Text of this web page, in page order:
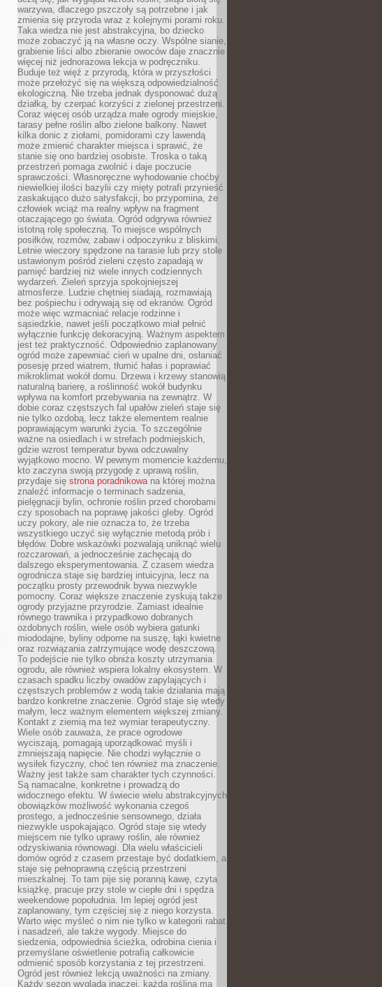
warzywa, dlaczego pszczoły są potrzebne i jak
zmienia się przyroda wraz z kolejnymi porami roku.
Taka wiedza nie jest abstrakcyjna, bo dziecko
może zobaczyć ją na własne oczy. Wspólne sianie,
grabienie liści albo zbieranie owoców daje znacznie
więcej niż jednorazowa lekcja w podręczniku.
Buduje też więź z przyrodą, która w przyszłości
może przełożyć się na większą odpowiedzialność
ekologiczną. Nie trzeba jednak dysponować dużą
działką, by czerpać korzyści z zielonej przestrzeni.
Coraz więcej osób urządza małe ogrody miejskie,
tarasy pełne roślin albo zielone balkony. Nawet
kilka donic z ziołami, pomidorami czy lawendą
może zmienić charakter miejsca i sprawić, że
stanie się ono bardziej osobiste. Troska o taką
przestrzeń pomaga zwolnić i daje poczucie
sprawczości. Własnoręczne wyhodowanie choćby
niewielkiej ilości bazylii czy mięty potrafi przynieść
zaskakująco dużo satysfakcji, bo przypomina, że
człowiek wciąż ma realny wpływ na fragment
otaczającego go świata. Ogród odgrywa również
istotną rolę społeczną. To miejsce wspólnych
posiłków, rozmów, zabaw i odpoczynku z bliskimi.
Letnie wieczory spędzone na tarasie lub przy stole
ustawionym pośród zieleni często zapadają w
pamięć bardziej niż wiele innych codziennych
wydarzeń. Zieleń sprzyja spokojniejszej
atmosferze. Ludzie chętniej siadają, rozmawiają
bez pośpiechu i odrywają się od ekranów. Ogród
może więc wzmacniać relacje rodzinne i
sąsiedzkie, nawet jeśli początkowo miał pełnić
wyłącznie funkcję dekoracyjną. Ważnym aspektem
jest też praktyczność. Odpowiednio zaplanowany
ogród może zapewniać cień w upalne dni, osłaniać
posesję przed wiatrem, tłumić hałas i poprawiać
mikroklimat wokół domu. Drzewa i krzewy stanowią
naturalną barierę, a roślinność wokół budynku
wpływa na komfort przebywania na zewnątrz. W
dobie coraz częstszych fal upałów zieleń staje się
nie tylko ozdobą, lecz także elementem realnie
poprawiającym warunki życia. To szczególnie
ważne na osiedlach i w strefach podmiejskich,
gdzie wzrost temperatur bywa odczuwalny
wyjątkowo mocno. W pewnym momencie każdemu,
kto zaczyna swoją przygodę z uprawą roślin,
przydaje się strona poradnikowana której można
znaleźć informacje o terminach sadzenia,
pielęgnacji bylin, ochronie roślin przed chorobami
czy sposobach na poprawę jakości gleby. Ogród
uczy pokory, ale nie oznacza to, że trzeba
wszystkiego uczyć się wyłącznie metodą prób i
błędów. Dobre wskazówki pozwalają uniknąć wielu
rozczarowań, a jednocześnie zachęcają do
dalszego eksperymentowania. Z czasem wiedza
ogrodnicza staje się bardziej intuicyjna, lecz na
początku prosty przewodnik bywa niezwykle
pomocny. Coraz większe znaczenie zyskują także
ogrody przyjazne przyrodzie. Zamiast idealnie
równego trawnika i przypadkowo dobranych
ozdobnych roślin, wiele osób wybiera gatunki
miododajne, byliny odporne na suszę, łąki kwietne
oraz rozwiązania zatrzymujące wodę deszczową.
To podejście nie tylko obniża koszty utrzymania
ogrodu, ale również wspiera lokalny ekosystem. W
czasach spadku liczby owadów zapylających i
częstszych problemów z wodą takie działania mają
bardzo konkretne znaczenie. Ogród staje się wtedy
małym, lecz ważnym elementem większej zmiany.
Kontakt z ziemią ma też wymiar terapeutyczny.
Wiele osób zauważa, że prace ogrodowe
wyciszają, pomagają uporządkować myśli i
zmniejszają napięcie. Nie chodzi wyłącznie o
wysiłek fizyczny, choć ten również ma znaczenie.
Ważny jest także sam charakter tych czynności.
Są namacalne, konkretne i prowadzą do
widocznego efektu. W świecie wielu abstrakcyjnych
obowiązków możliwość wykonania czegoś
prostego, a jednocześnie sensownego, działa
niezwykle uspokajająco. Ogród staje się wtedy
miejscem nie tylko uprawy roślin, ale również
odzyskiwania równowagi. Dla wielu właścicieli
domów ogród z czasem przestaje być dodatkiem, a
staje się pełnoprawną częścią przestrzeni
mieszkalnej. To tam pije się poranną kawę, czyta
książkę, pracuje przy stole w ciepłe dni i spędza
weekendowe popołudnia. Im lepiej ogród jest
zaplanowany, tym częściej się z niego korzysta.
Warto więc myśleć o nim nie tylko w kategorii rabat
i nasadzeń, ale także wygody. Miejsce do
siedzenia, odpowiednia ścieżka, odrobina cienia i
przemyślane oświetlenie potrafią całkowicie
odmienić sposób korzystania z tej przestrzeni.
Ogród jest również lekcją uważności na zmiany.
Każdy sezon wygląda inaczej, każda roślina ma